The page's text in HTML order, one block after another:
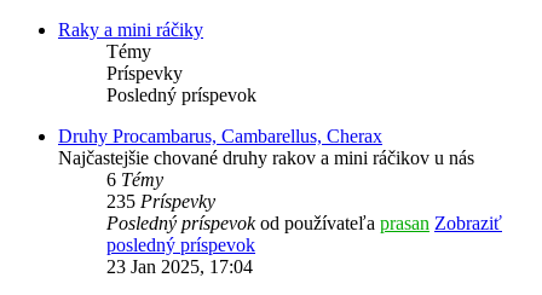
Raky a mini ráčiky
Témy
Príspevky
Posledný príspevok
Druhy Procambarus, Cambarellus, Cherax
Najčastejšie chované druhy rakov a mini ráčikov u nás
6 Témy
235 Príspevky
Posledný príspevokod používateľa prasan Zobraziť
posledný príspevok
23 Jan 2025, 17:04